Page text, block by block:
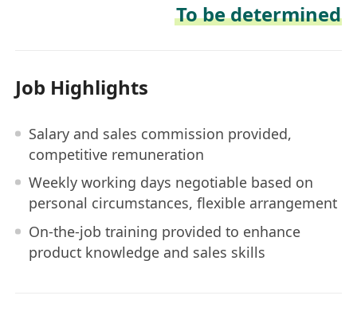
To be determined
Job Highlights
Salary and sales commission provided,
competitive remuneration
Weekly working days negotiable based on
personal circumstances, flexible arrangement
On-the-job training provided to enhance
product knowledge and sales skills